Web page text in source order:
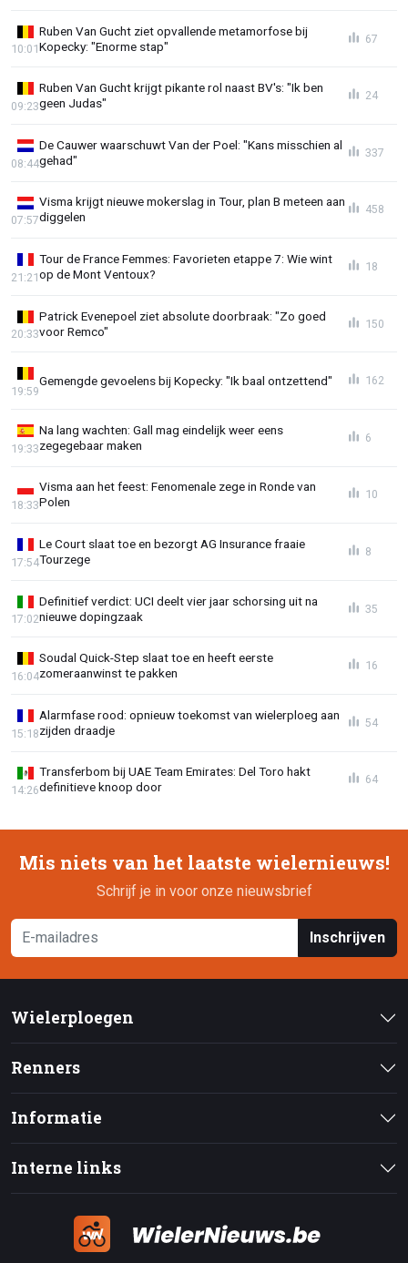
Ruben Van Gucht ziet opvallende metamorfose bij
Kopecky: "Enorme stap"
10:01
67
Ruben Van Gucht krijgt pikante rol naast BV's: "Ik ben
geen Judas"
09:23
24
De Cauwer waarschuwt Van der Poel: "Kans misschien al
gehad"
08:44
337
Visma krijgt nieuwe mokerslag in Tour, plan B meteen aan
diggelen
07:57
458
Tour de France Femmes: Favorieten etappe 7: Wie wint
op de Mont Ventoux?
21:21
18
Patrick Evenepoel ziet absolute doorbraak: "Zo goed
voor Remco"
20:33
150
Gemengde gevoelens bij Kopecky: "Ik baal ontzettend"
19:59
162
Na lang wachten: Gall mag eindelijk weer eens
zegegebaar maken
19:33
6
Visma aan het feest: Fenomenale zege in Ronde van
Polen
18:33
10
Le Court slaat toe en bezorgt AG Insurance fraaie
Tourzege
17:54
8
Definitief verdict: UCI deelt vier jaar schorsing uit na
nieuwe dopingzaak
17:02
35
Soudal Quick-Step slaat toe en heeft eerste
zomeraanwinst te pakken
16:04
16
Alarmfase rood: opnieuw toekomst van wielerploeg aan
zijden draadje
15:18
54
Transferbom bij UAE Team Emirates: Del Toro hakt
definitieve knoop door
14:26
64
Mis niets van het laatste wielernieuws!
Schrijf je in voor onze nieuwsbrief
Inschrijven
Wielerploegen
Renners
Informatie
Interne links